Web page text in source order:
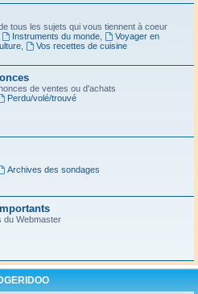
tous les sujets qui vous tiennent à coeur
Instruments du monde,
Voyager en
,
Vos recettes de cuisine
de ventes ou d'achats
Perdu/volé/trouvé
Archives des sondages
du Webmaster